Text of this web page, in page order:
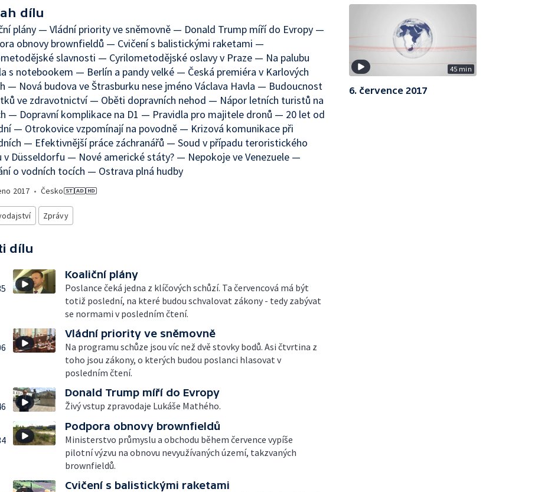
dílu
plány — Vládní priority ve sněmovně — Donald Trump míří do Evropy —
obnovy brownfieldů — Cvičení s balistickými raketami —
slavnosti — Cyrilometodějské oslavy v Praze — Na palubu
s notebookem — Berlín a pandy velké — Česká premiéra v Karlových
— Nová budova ve Štrasburku nese jméno Václava Havla — Budoucnost
ve zdravotnictví — Oběti dopravních nehod — Nápor letních turistů na
— Dopravní komplikace na D1 — Pravidla pro majitele dronů — 20 let od
— Otrokovice vzpomínají na povodně — Krizová komunikace při
— Efektivnější práce záchranářů — Soud v případu teroristického
v Düsseldorfu — Nové americké státy? — Nepokoje ve Venezuele —
o vodních tocích — Ostrava plná hudby
2017 • Česko
Zprávy
dílu
Koaliční plány
Poslance čeká jedna z klíčových schůzí. Ta červencová má být
totiž poslední, na které budou schvalovat zákony - tedy zabývat
se normami v posledním čtení.
Vládní priority ve sněmovně
Na programu schůze jsou víc než dvě stovky bodů. Asi čtvrtina z
toho jsou zákony, o kterých budou poslanci hlasovat v
posledním čtení.
Donald Trump míří do Evropy
Živý vstup zpravodaje Lukáše Mathého.
Podpora obnovy brownfieldů
Ministerstvo průmyslu a obchodu během července vypíše
pilotní výzvu na obnovu nevyužívaných území, takzvaných
brownfieldů.
Cvičení s balistickými raketami
45 min
6. července 2017